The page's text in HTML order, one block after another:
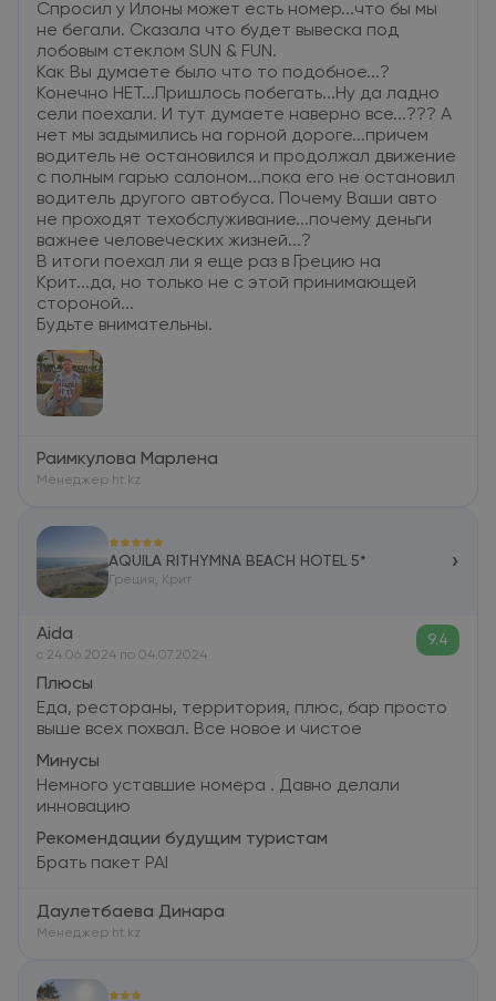
Спросил у Илоны может есть номер...что бы мы
не бегали. Сказала что будет вывеска под
лобовым стеклом SUN & FUN.
Как Вы думаете было что то подобное...?
Конечно НЕТ...Пришлось побегать...Ну да ладно
сели поехали. И тут думаете наверно все...??? А
нет мы задымились на горной дороге...причем
водитель не остановился и продолжал движение
с полным гарью салоном...пока его не остановил
водитель другого автобуса. Почему Ваши авто
не проходят техобслуживание...почему деньги
важнее человеческих жизней...?
В итоги поехал ли я еще раз в Грецию на
Крит...да, но только не с этой принимающей
стороной...
Будьте внимательны.
Раимкулова Марлена
Менеджер ht.kz
AQUILA RITHYMNA BEACH HOTEL 5*
Греция, Крит
›
Aida
c 24.06.2024 по 04.07.2024
9.4
Плюсы
Еда, рестораны, территория, плюс, бар просто
выше всех похвал. Все новое и чистое
Минусы
Немного уставшие номера . Давно делали
инновацию
Рекомендации будущим туристам
Брать пакет PAI
Даулетбаева Динара
Менеджер ht.kz